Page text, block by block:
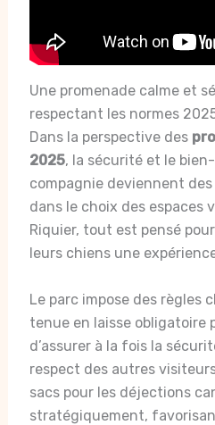
Une promenade calme et
respectant les normes
Dans la perspective des
2025, la sécurité et le
compagnie deviennent
dans le choix des espaces
Riquier, tout est pensé
leurs chiens une
Le parc impose des règles
tenue en laisse obligatoire
d’assurer à la fois la
respect des autres
sacs pour les déjections
stratégiquement,